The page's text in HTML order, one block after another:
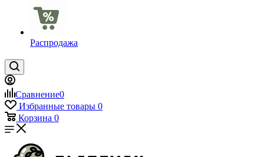
Распродажа
Сравнение0
Избранные товары 0
Корзина 0